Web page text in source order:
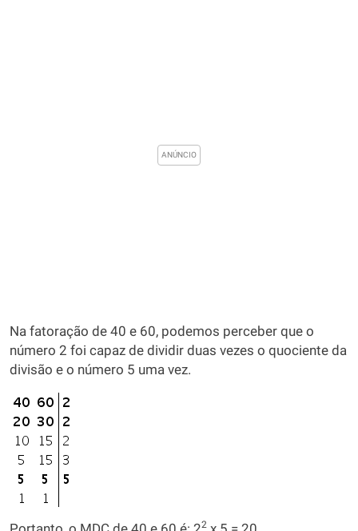
Na fatoração de 40 e 60, podemos perceber que o
número 2 foi capaz de dividir duas vezes o quociente da
divisão e o número 5 uma vez.
2